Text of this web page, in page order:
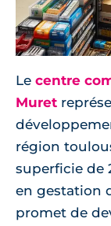
Le centre
Muret
région
superficie de
en gestation
promet de